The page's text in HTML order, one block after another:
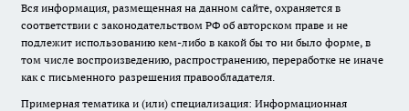
Вся информация, размещенная на данном сайте, охраняется в
соответствии с законодательством РФ об авторском праве и не
подлежит использованию кем-либо в какой бы то ни было форме, в
том числе воспроизведению, распространению, переработке не иначе
как с письменного разрешения правообладателя.
Примерная тематика и (или) специализация: Информационная